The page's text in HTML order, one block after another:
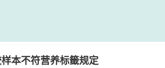
本不符营养标籤规定